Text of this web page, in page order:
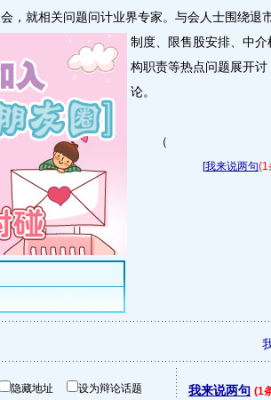
，就相关问题问计业界专家。 与会人士围绕退
制度、限售股安排、中介
构职责等热点问题展开讨
论。
（
[我来说两句(1
隐藏地址 设为辩论话题 我来说两句 (1